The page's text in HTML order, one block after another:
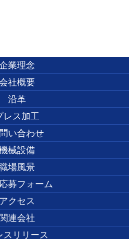
業理念
社概要
沿革
レス加工
い合わせ
械設備
場風景
募フォーム
アクセス
関連会社
スリリース